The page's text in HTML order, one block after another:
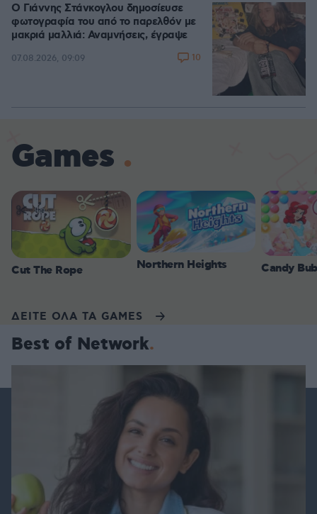
Ο Γιάννης Στάνκογλου δημοσίευσε
φωτογραφία του από το παρελθόν με
μακριά μαλλιά: Αναμνήσεις, έγραψε
07.08.2026, 09:09 10
Games
Cut The Rope Northern Heights Candy
ΔΕΙΤΕ ΟΛΑ ΤΑ GAMES
Best of Network